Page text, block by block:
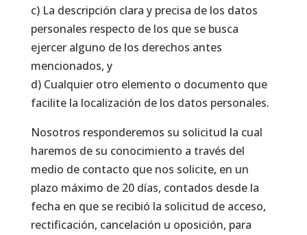
c) La descripción clara y precisa de los datos
personales respecto de los que se busca
ejercer alguno de los derechos antes
mencionados, y
d) Cualquier otro elemento o documento que
facilite la localización de los datos personales.
Nosotros responderemos su solicitud la cual
haremos de su conocimiento a través del
medio de contacto que nos solicite, en un
plazo máximo de 20 días, contados desde la
fecha en que se recibió la solicitud de acceso,
rectificación, cancelación u oposición, para